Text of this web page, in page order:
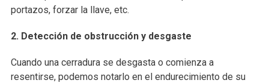
portazos, forzar la llave, etc.
2. Detección de obstrucción y desgaste
Cuando una cerradura se desgasta o comienza a
resentirse, podemos notarlo en el endurecimiento de su